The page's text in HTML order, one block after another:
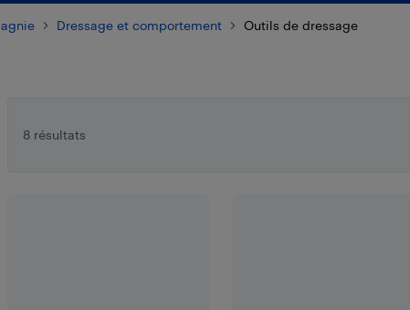
Dressage et comportement Outils de dressage
8 résultats